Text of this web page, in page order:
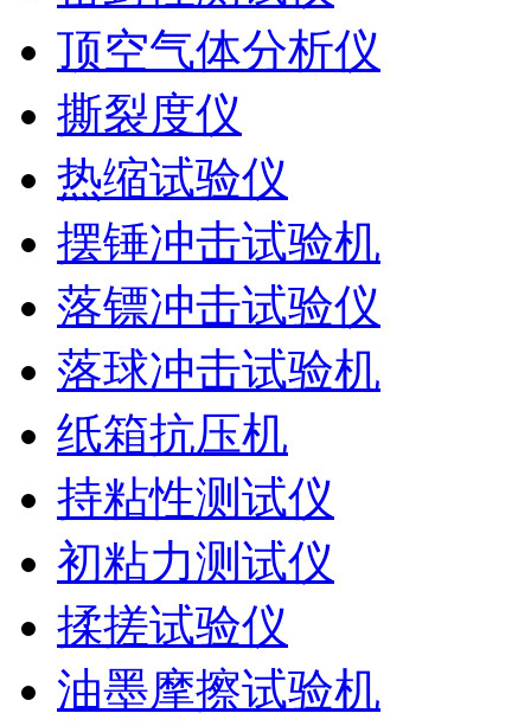
顶空气体分析仪
撕裂度仪
热缩试验仪
摆锤冲击试验机
落镖冲击试验仪
落球冲击试验机
纸箱抗压机
持粘性测试仪
初粘力测试仪
揉搓试验仪
油墨摩擦试验机